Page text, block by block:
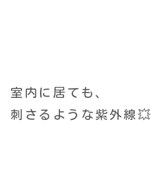
室内に居ても、
刺さるような紫外線💥